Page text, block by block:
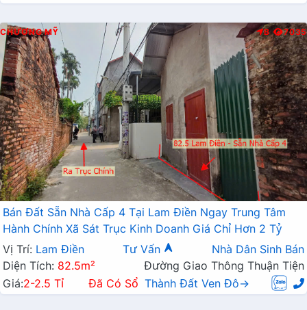
CHƯƠNG MỸ B 7035
Bán Đất Sẵn Nhà Cấp 4 Tại Lam Điền Ngay Trung Tâm
Hành Chính Xã Sát Trục Kinh Doanh Giá Chỉ Hơn 2 Tỷ
Vị Trí: Lam Điền Tư Vấn
Nhà Dân Sinh Bán
Diện Tích: 82.5m²
Đường Giao Thông Thuận Tiện
Giá:2-2.5 Tỉ Đã Có Sổ Thành Đất Ven Đô→